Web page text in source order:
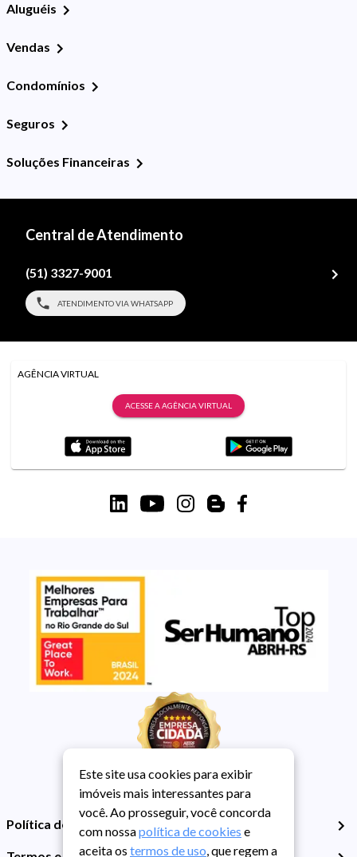
Aluguéis
Vendas
Condomínios
Seguros
Soluções Financeiras
Central de Atendimento
(51) 3327-9001
ATENDIMENTO VIA WHATSAPP
AGÊNCIA VIRTUAL
ACESSE A AGÊNCIA VIRTUAL
Política de Privacidade
Este site usa cookies para exibir
imóveis mais interessantes para
você. Ao prosseguir, você concorda
com nossapolítica de cookies e
aceita os termos de uso, que regem a